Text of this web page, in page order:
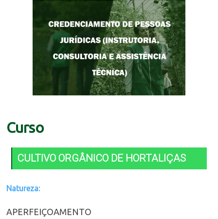
Curso
CULTIVO ORGÂNICO DE HORTALIÇAS
Natureza:
APERFEIÇOAMENTO